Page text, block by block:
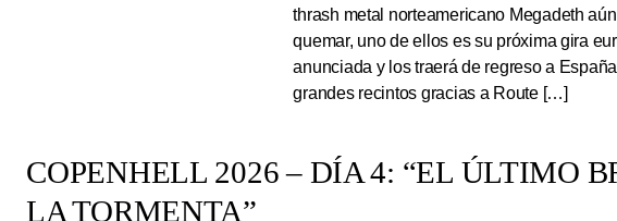
thrash metal norteamericano Megadeth
quemar, uno de ellos es su próxima gira
anunciada y los traerá de regreso a
grandes recintos gracias a Route […]
COPENHELL 2026 – DÍA 4: “EL ÚLTIMO
LA TORMENTA”